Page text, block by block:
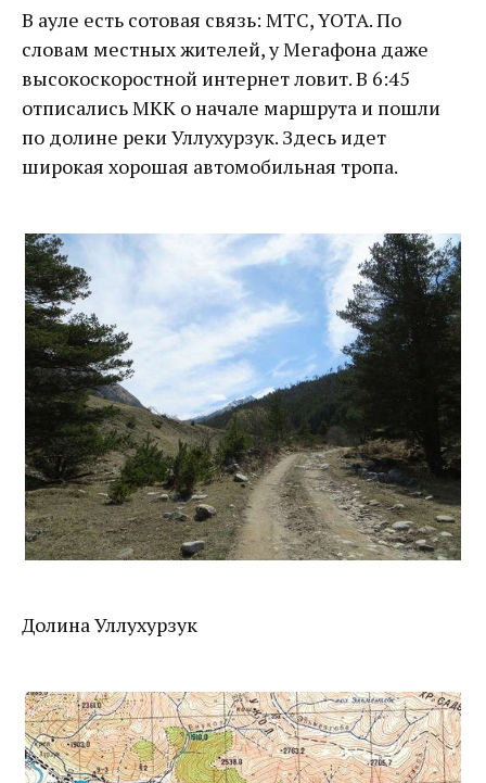
В ауле есть сотовая связь: МТС, YOTA. По
словам местных жителей, у Мегафона даже
высокоскоростной интернет ловит. В 6:45
отписались МКК о начале маршрута и пошли
по долине реки Уллухурзук. Здесь идет
широкая хорошая автомобильная тропа.
Долина Уллухурзук